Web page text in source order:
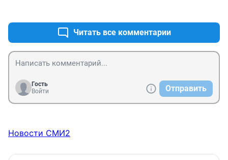
Читать все комментарии
Гость
Войти
Отправить
Новости СМИ2